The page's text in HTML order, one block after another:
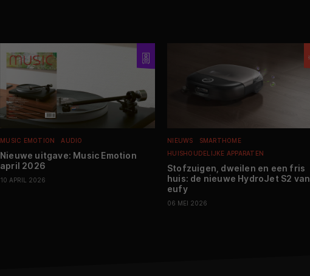
MUSIC EMOTION AUDIO
Nieuwe uitgave: Music Emotion
april 2026
10 APRIL 2026
NIEUWS
SMARTHOME
HUISHOUDELIJKE APPARATEN
Stofzuigen, dweilen en een fris
huis: de nieuwe HydroJet S2 van
eufy
06 MEI 2026